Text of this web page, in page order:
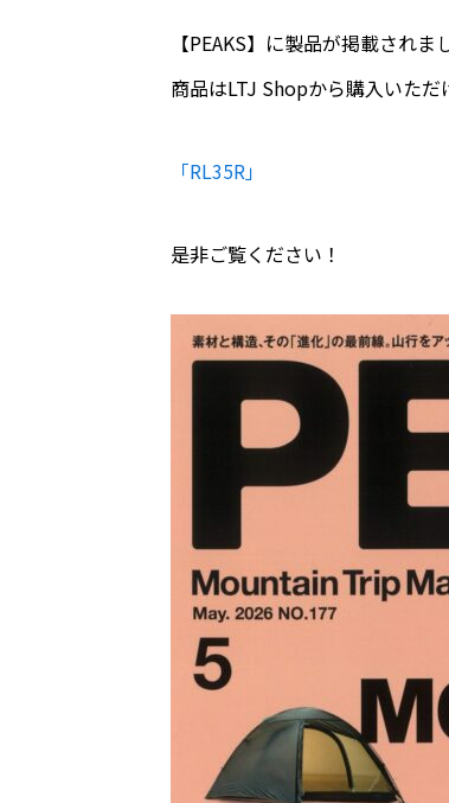
【PEAKS】に製品が掲載されま
商品はLTJ Shopから購入いただ
「RL35R」
是非ご覧ください！